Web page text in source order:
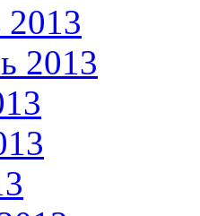
2013
2013